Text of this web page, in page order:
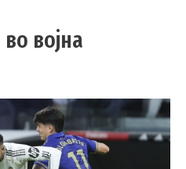
војна